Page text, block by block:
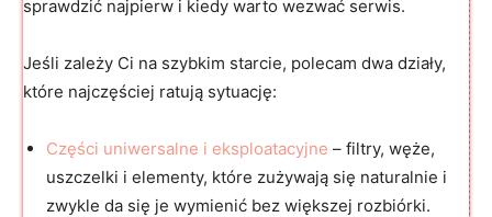
sprawdzić najpierw i kiedy warto wezwać serwis.
Jeśli zależy Ci na szybkim starcie, polecam dwa działy,
które najczęściej ratują sytuację:
Części uniwersalne i eksploatacyjne – filtry, węże,
uszczelki i elementy, które zużywają się naturalnie i
zwykle da się je wymienić bez większej rozbiórki.